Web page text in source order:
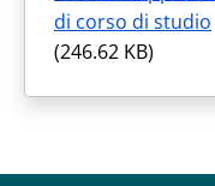
di corso di studio
(246.62 KB)